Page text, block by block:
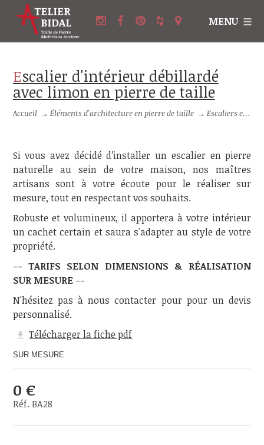
MENU
Escalier d'intérieur débillardé
avec limon en pierre de taille
Accueil → Éléments d'architecture en pierre de taille →Escaliers en pierre et Balustres en pierre
Si vous avez décidé d’installer un escalier en pierre
naturelle au sein de votre maison, nos maîtres
artisans sont à votre écoute pour le réaliser sur
mesure, tout en respectant vos souhaits.
Robuste et volumineux, il apportera à votre intérieur
un cachet certain et saura s'adapter au style de votre
propriété.
-- TARIFS SELON DIMENSIONS & RÉALISATION
SUR MESURE --
N'hésitez pas à nous contacter pour pour un devis
personnalisé.
Télécharger la fiche pdf
SUR MESURE
0 €
Réf. BA28